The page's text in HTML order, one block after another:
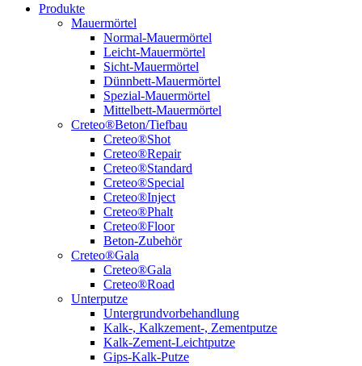
Produkte
Mauermörtel
Normal-Mauermörtel
Leicht-Mauermörtel
Sicht-Mauermörtel
Dünnbett-Mauermörtel
Spezial-Mauermörtel
Mittelbett-Mauermörtel
Creteo®Beton/Tiefbau
Creteo®Shot
Creteo®Repair
Creteo®Standard
Creteo®Special
Creteo®Inject
Creteo®Phalt
Creteo®Floor
Beton-Zubehör
Creteo®Gala
Creteo®Gala
Creteo®Road
Unterputze
Untergrundvorbehandlung
Kalk-, Kalkzement-, Zementputze
Kalk-Zement-Leichtputze
Gips-Kalk-Putze